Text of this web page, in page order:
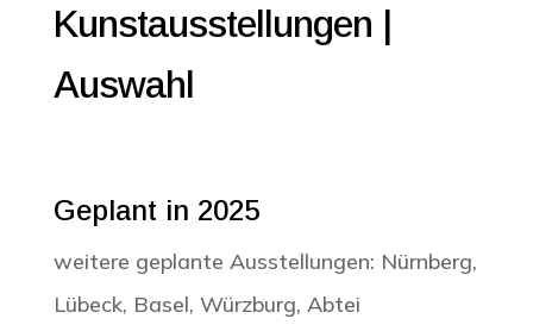
Kunstausstellungen |
Auswahl
Geplant in 2025
weitere geplante Ausstellungen: Nürnberg,
Lübeck, Basel, Würzburg, Abtei